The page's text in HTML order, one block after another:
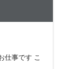
仕事です こ